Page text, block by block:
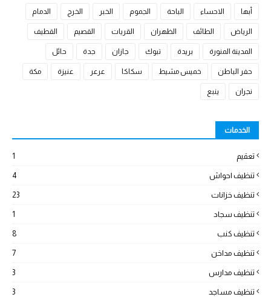
أبها الاحساء الباحة الجموم الخبر الخرج الدمام
الرياض الطائف الظهران القريات القصيم القطيف
المدينة المنورة بريدة تبوك جازان جدة حائل
حفر الباطن خميس مشيط سكاكا عرعر عنيزة مكة
نجران ينبع
الخدمات
تعقيم 1
تنظيف احواش 4
تنظيف خزانات 23
تنظيف سجاد 1
تنظيف كنب 8
تنظيف مداخن 7
تنظيف مدارس 3
تنظيف مساجد 3